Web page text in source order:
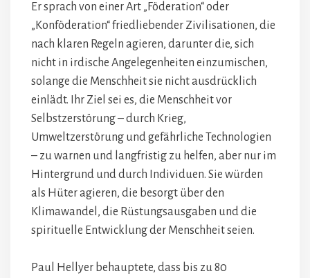
Er sprach von einer Art „Föderation“ oder
„Konföderation“ friedliebender Zivilisationen, die
nach klaren Regeln agieren, darunter die, sich
nicht in irdische Angelegenheiten einzumischen,
solange die Menschheit sie nicht ausdrücklich
einlädt. Ihr Ziel sei es, die Menschheit vor
Selbstzerstörung – durch Krieg,
Umweltzerstörung und gefährliche Technologien
– zu warnen und langfristig zu helfen, aber nur im
Hintergrund und durch Individuen. Sie würden
als Hüter agieren, die besorgt über den
Klimawandel, die Rüstungsausgaben und die
spirituelle Entwicklung der Menschheit seien.
Paul Hellyer behauptete, dass bis zu 80